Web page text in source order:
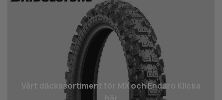
Vårt däcks­sortiment för MX och Enduro Klicka